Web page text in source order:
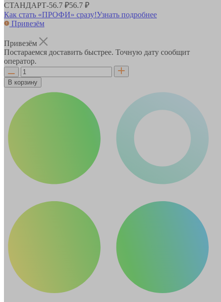
СТАНДАРТ-56.7 ₽56.7 ₽
Как стать «ПРОФИ» сразу!Узнать подробнее
Привезём
Привезём
Постараемся доставить быстрее. Точную дату сообщит
оператор.
В корзину